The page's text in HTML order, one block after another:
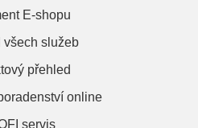
E-shopu
všech služeb
přehled
online
servis